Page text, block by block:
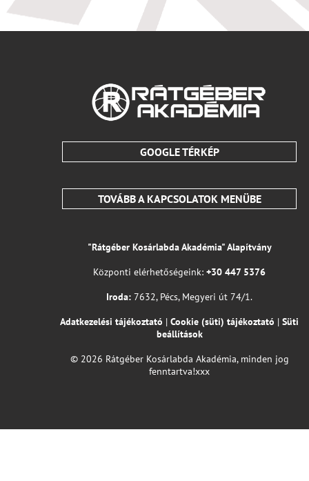
GOOGLE TÉRKÉP
TOVÁBB A KAPCSOLATOK MENÜBE
"Rátgéber Kosárlabda Akadémia" Alapítvány
Központi elérhetőségeink: +30 447 5376
Iroda: 7632, Pécs, Megyeri út 74/1.
Adatkezelési tájékoztató | Cookie (süti) tájékoztató | Süti
beállítások
© 2026 Rátgéber Kosárlabda Akadémia, minden jog
fenntartva!xxx